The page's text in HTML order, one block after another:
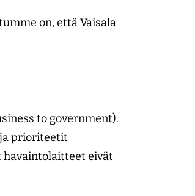
on, että Vaisala
to government).
prioriteetit
eivät